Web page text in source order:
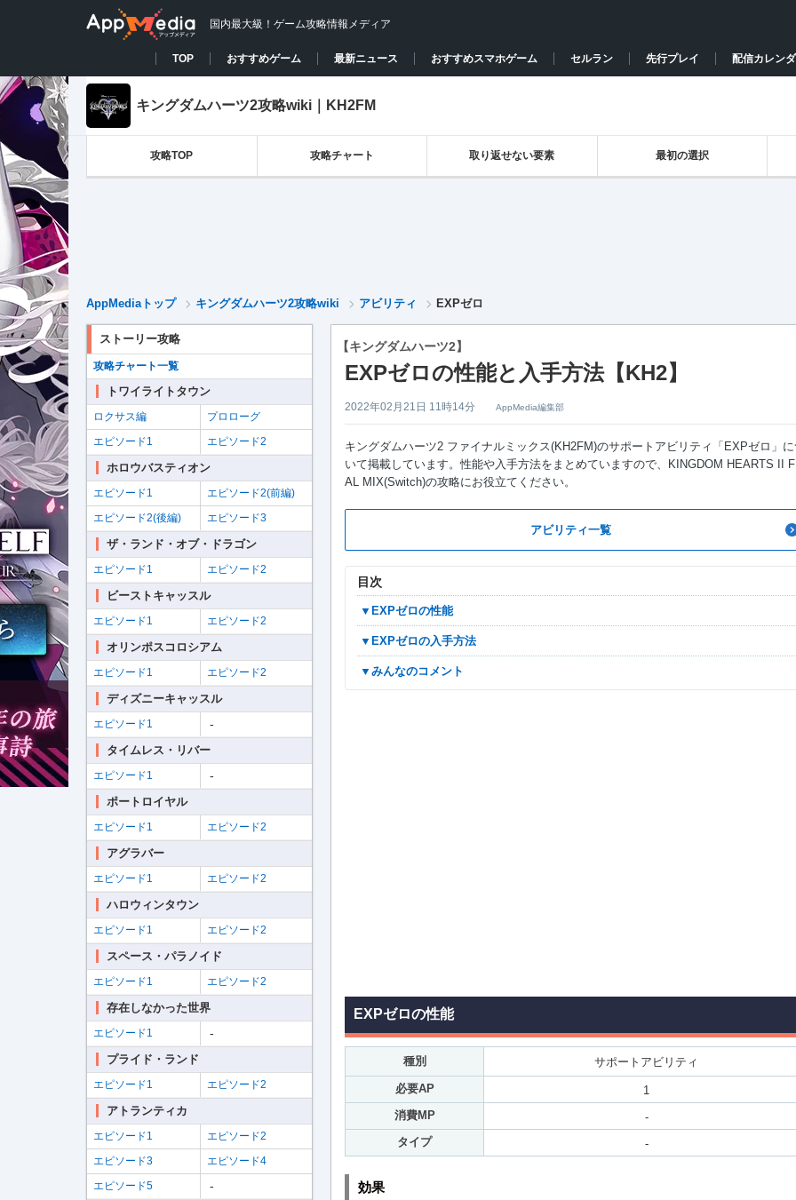
国内最大級！ゲーム攻略情報メディア
TOP おすすめゲーム 最新ニュース おすすめスマホゲーム セルラン 先行プレイ 配信カレン
キングダムハーツ2攻略wiki｜KH2FM
攻略TOP 攻略チャート 取り返せない要素 最初の選択
AppMediaトップ キングダムハーツ2攻略wiki アビリティ EXPゼロ
【キングダムハーツ2】
EXPゼロの性能と入手方法【KH2】
2022年02月21日 11時14分 AppMedia編集部
キングダムハーツ2 ファイナルミックス(KH2FM)のサポートアビリティ「EXPゼロ」に
いて掲載しています。性能や入手方法をまとめていますので、KINGDOM HEARTS II
AL MIX(Switch)の攻略にお役立てください。
アビリティ一覧
目次
▼EXPゼロの性能
▼EXPゼロの入手方法
▼みんなのコメント
EXPゼロの性能
種別
サポートアビリティ
必要AP
1
消費MP
-
タイプ
-
効果
ストーリー攻略
攻略チャート一覧
トワイライトタウン
ロクサス編
プロローグ
エピソード1
エピソード2
ホロウバスティオン
エピソード1
エピソード2(前編)
エピソード2(後編)
エピソード3
ザ・ランド・オブ・ドラゴン
エピソード1 エピソード2
ビーストキャッスル
エピソード1 エピソード2
オリンポスコロシアム
エピソード1 エピソード2
ディズニーキャッスル
エピソード1 -
タイムレス・リバー
エピソード1 -
ポートロイヤル
エピソード1 エピソード2
アグラバー
エピソード1 エピソード2
ハロウィンタウン
エピソード1 エピソード2
スペース・パラノイド
エピソード1 エピソード2
存在しなかった世界
エピソード1 -
プライド・ランド
エピソード1 エピソード2
アトランティカ
エピソード1
エピソード2
エピソード3
エピソード4
エピソード5
-